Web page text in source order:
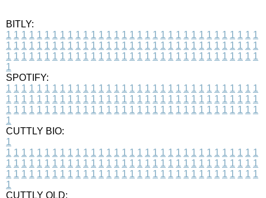
BITLY:
1 1 1 1 1 1 1 1 1 1 1 1 1 1 1 1 1 1 1 1 1 1 1 1 1 1 1 1 1 1 1 1 1
1 1 1 1 1 1 1 1 1 1 1 1 1 1 1 1 1 1 1 1 1 1 1 1 1 1 1 1 1 1 1 1 1
1 1 1 1 1 1 1 1 1 1 1 1 1 1 1 1 1 1 1 1 1 1 1 1 1 1 1 1 1 1 1 1 1
1
SPOTIFY:
1 1 1 1 1 1 1 1 1 1 1 1 1 1 1 1 1 1 1 1 1 1 1 1 1 1 1 1 1 1 1 1 1
1 1 1 1 1 1 1 1 1 1 1 1 1 1 1 1 1 1 1 1 1 1 1 1 1 1 1 1 1 1 1 1 1
1 1 1 1 1 1 1 1 1 1 1 1 1 1 1 1 1 1 1 1 1 1 1 1 1 1 1 1 1 1 1 1 1
1
CUTTLY BIO:
1
1 1 1 1 1 1 1 1 1 1 1 1 1 1 1 1 1 1 1 1 1 1 1 1 1 1 1 1 1 1 1 1 1
1 1 1 1 1 1 1 1 1 1 1 1 1 1 1 1 1 1 1 1 1 1 1 1 1 1 1 1 1 1 1 1 1
1 1 1 1 1 1 1 1 1 1 1 1 1 1 1 1 1 1 1 1 1 1 1 1 1 1 1 1 1 1 1 1 1
1
CUTTLY OLD: